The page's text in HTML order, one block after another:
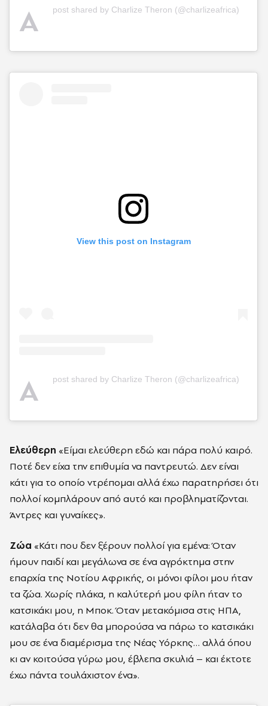
A post shared by Charlize Theron (@charlizeafrica)
View this post on Instagram
A post shared by Charlize Theron (@charlizeafrica)
Ελεύθερη «Είμαι ελεύθερη εδώ και πάρα πολύ καιρό.
Ποτέ δεν είχα την επιθυμία να παντρευτώ. Δεν είναι
κάτι για το οποίο ντρέπομαι αλλά έχω παρατηρήσει ότι
πολλοί κομπλάρουν από αυτό και προβληματίζονται.
Άντρες και γυναίκες».
Ζώα «Κάτι που δεν ξέρουν πολλοί για εμένα: Όταν
ήμουν παιδί και μεγάλωνα σε ένα αγρόκτημα στην
επαρχία της Νοτίου Αφρικής, οι μόνοι φίλοι μου ήταν
τα ζώα. Χωρίς πλάκα, η καλύτερή μου φίλη ήταν το
κατσικάκι μου, η Μποκ. Όταν μετακόμισα στις ΗΠΑ,
κατάλαβα ότι δεν θα μπορούσα να πάρω το κατσικάκι
μου σε ένα διαμέρισμα της Νέας Υόρκης… αλλά όπου
κι αν κοιτούσα γύρω μου, έβλεπα σκυλιά – και έκτοτε
έχω πάντα τουλάχιστον ένα».